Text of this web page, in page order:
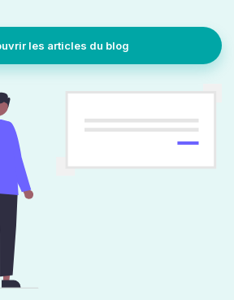
les articles du blog